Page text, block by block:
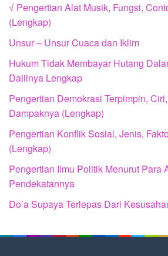
√ Pengertian Alat Musik, Fungsi,
(Lengkap)
Unsur – Unsur Cuaca dan Iklim
Hukum Tidak Membayar Hutang
Dalilnya Lengkap
Pengertian Demokrasi Terpimpin,
Dampaknya (Lengkap)
Pengertian Konflik Sosial, Jenis,
(Lengkap)
Pengertian Ilmu Politik Menurut Para
Pendekatannya
Do’a Supaya Terlepas Dari